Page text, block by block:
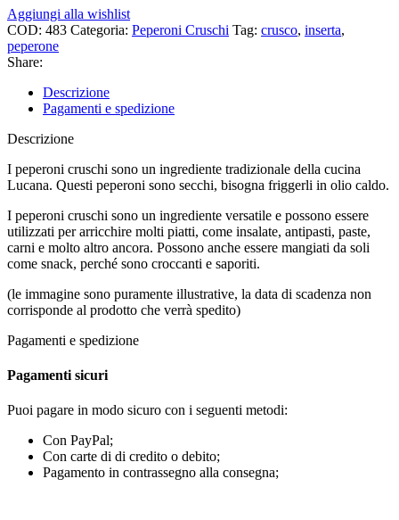
Aggiungi alla wishlist
COD: 483 Categoria: Peperoni Cruschi Tag: crusco, inserta,
peperone
Share:
Descrizione
Pagamenti e spedizione
Descrizione
I peperoni cruschi sono un ingrediente tradizionale della cucina
Lucana. Questi peperoni sono secchi, bisogna friggerli in olio caldo.
I peperoni cruschi sono un ingrediente versatile e possono essere
utilizzati per arricchire molti piatti, come insalate, antipasti, paste,
carni e molto altro ancora. Possono anche essere mangiati da soli
come snack, perché sono croccanti e saporiti.
(le immagine sono puramente illustrative, la data di scadenza non
corrisponde al prodotto che verrà spedito)
Pagamenti e spedizione
Pagamenti sicuri
Puoi pagare in modo sicuro con i seguenti metodi:
Con PayPal;
Con carte di di credito o debito;
Pagamento in contrassegno alla consegna;